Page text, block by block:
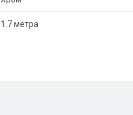
1.7 метра